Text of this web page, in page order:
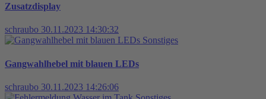
Zusatzdisplay
schraubo 30.11.2023 14:30:32
Sonstiges
Gangwahlhebel mit blauen LEDs
schraubo 30.11.2023 14:26:06